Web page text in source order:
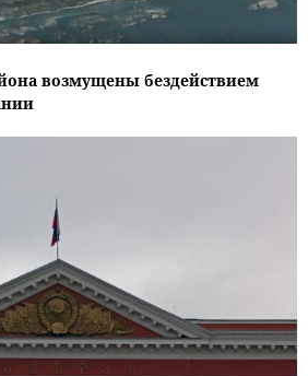
возмущены бездействием